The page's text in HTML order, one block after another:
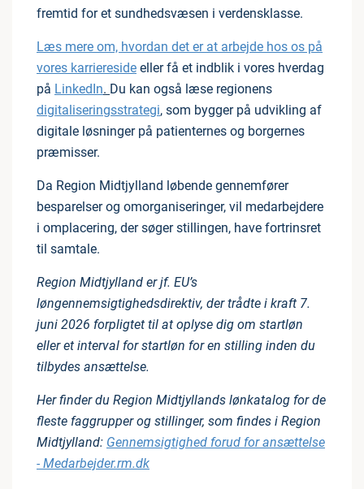
fremtid for et sundhedsvæsen i verdensklasse.
Læs mere om, hvordan det er at arbejde hos os på
vores karriereside eller få et indblik i vores hverdag
på LinkedIn. Du kan også læse regionens
digitaliseringsstrategi, som bygger på udvikling af
digitale løsninger på patienternes og borgernes
præmisser.
Da Region Midtjylland løbende gennemfører
besparelser og omorganiseringer, vil medarbejdere
i omplacering, der søger stillingen, have fortrinsret
til samtale.
Region Midtjylland er jf. EU’s
løngennemsigtighedsdirektiv, der trådte i kraft 7.
juni 2026 forpligtet til at oplyse dig om startløn
eller et interval for startløn for en stilling inden du
tilbydes ansættelse.
Her finder du Region Midtjyllands lønkatalog for de
fleste faggrupper og stillinger, som findes i Region
Midtjylland: Gennemsigtighed forud for ansættelse
- Medarbejder.rm.dk